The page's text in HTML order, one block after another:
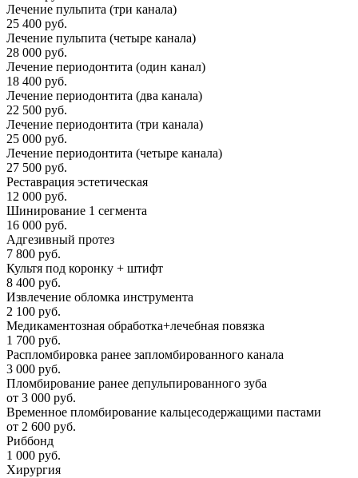
Лечение пульпита (три канала)
25 400 руб.
Лечение пульпита (четыре канала)
28 000 руб.
Лечение периодонтита (один канал)
18 400 руб.
Лечение периодонтита (два канала)
22 500 руб.
Лечение периодонтита (три канала)
25 000 руб.
Лечение периодонтита (четыре канала)
27 500 руб.
Реставрация эстетическая
12 000 руб.
Шинирование 1 сегмента
16 000 руб.
Адгезивный протез
7 800 руб.
Культя под коронку + штифт
8 400 руб.
Извлечение обломка инструмента
2 100 руб.
Медикаментозная обработка+лечебная повязка
1 700 руб.
Распломбировка ранее запломбированного канала
3 000 руб.
Пломбирование ранее депульпированного зуба
от 3 000 руб.
Временное пломбирование кальцесодержащими пастами
от 2 600 руб.
Риббонд
1 000 руб.
Хирургия